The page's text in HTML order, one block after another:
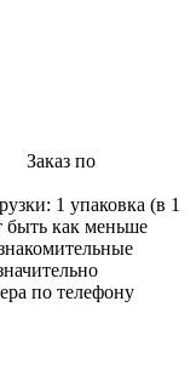
Заказ по
1 упаковка (в 1
быть как меньше
по телефону